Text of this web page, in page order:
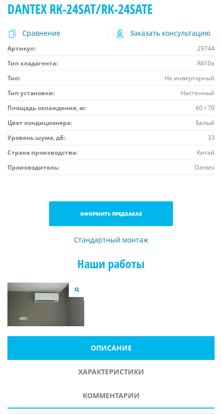
DANTEX RK-24SAT/RK-24SATE
Сравнение Заказать консультацию
Артикул:
29744
Тип хладагента:
R410a
Тип:
Не инверторный
Тип установки:
Настенный
Площадь охлаждения, м:
60 / 70
Цвет кондиционера:
Белый
Уровень шума, дБ:
33
Страна производства:
Китай
Производитель:
Dantex
ОФОРМИТЬ ПРЕДЗАКАЗ
Стандартный монтаж
Наши работы
ОПИСАНИЕ
ХАРАКТЕРИСТИКИ
КОММЕНТАРИИ